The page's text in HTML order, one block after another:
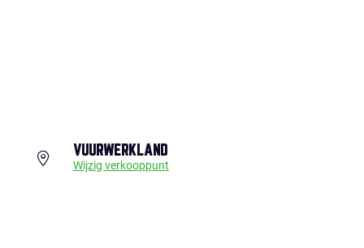
VUURWERKLAND
Wijzig verkooppunt